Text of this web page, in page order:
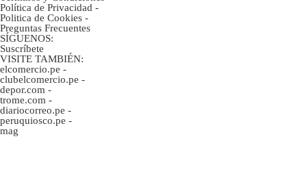
Política de Privacidad -
Politica de Cookies -
Preguntas Frecuentes
SÍGUENOS:
Suscríbete
VISITE TAMBIÉN:
elcomercio.pe -
clubelcomercio.pe -
depor.com -
trome.com -
diariocorreo.pe -
peruquiosco.pe -
mag